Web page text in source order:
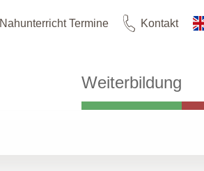
Nahunterricht Termine Kontakt
Weiterbildung